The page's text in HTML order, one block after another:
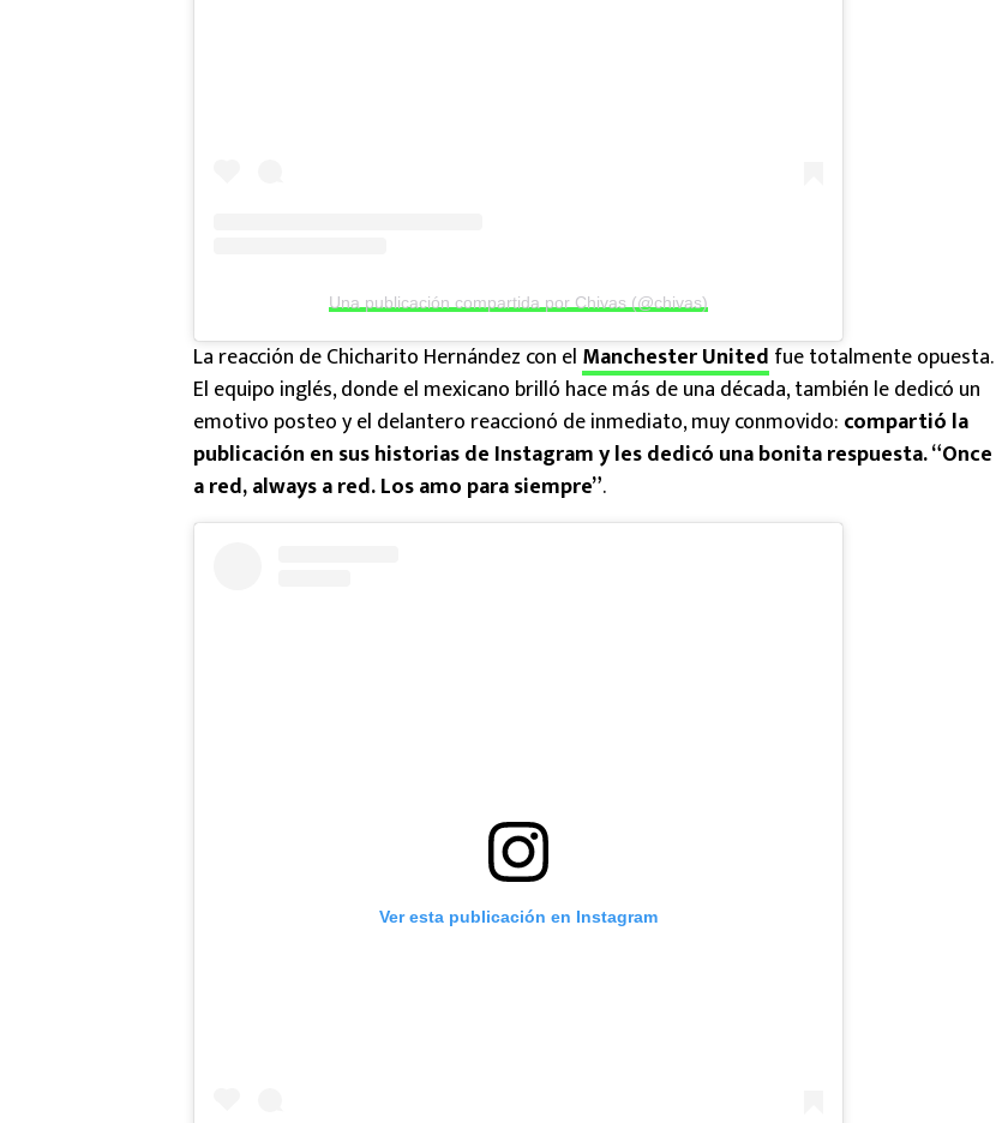
Una publicación compartida por Chivas (@chivas)
La reacción de Chicharito Hernández con el Manchester United fue totalmente opuesta.
El equipo inglés, donde el mexicano brilló hace más de una década, también le dedicó un
emotivo posteo y el delantero reaccionó de inmediato, muy conmovido: compartió la
publicación en sus historias de Instagram y les dedicó una bonita respuesta. “Once
a red, always a red. Los amo para siempre”.
Ver esta publicación en Instagram